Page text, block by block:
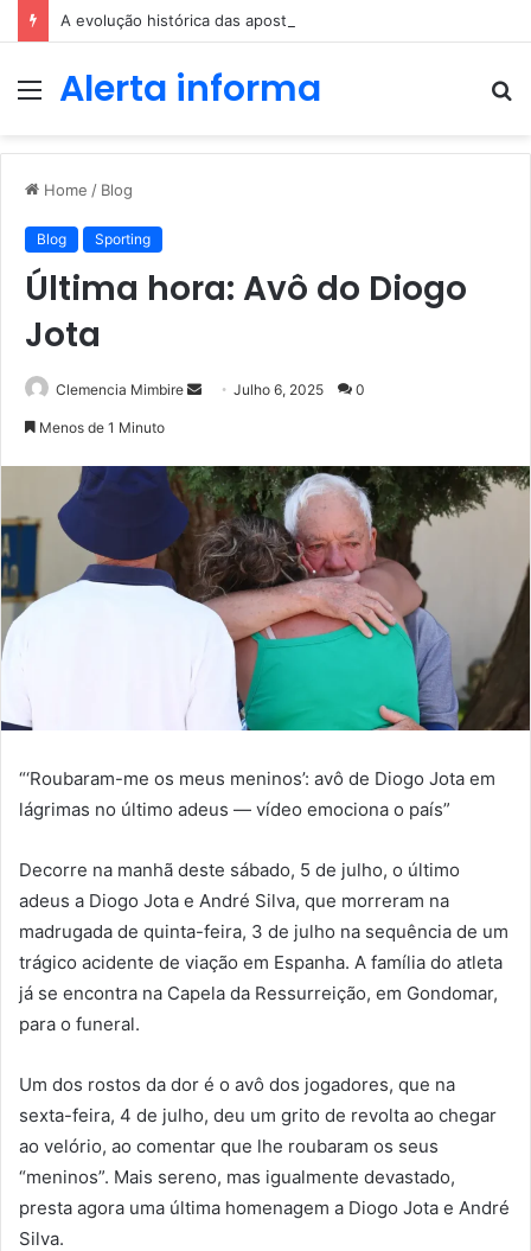
A evolução histórica das apostas ao longo dos séculos
MenuAlerta informa
Home / Blog
Blog Sporting
Última hora: Avô do Diogo
Jota
Clemencia Mimbire
SendJulho 6, 2025 0
Menos de 1 Minuto
“‘Roubaram-me os meus meninos’: avô de Diogo Jota em
lágrimas no último adeus — vídeo emociona o país”
Decorre na manhã deste sábado, 5 de julho, o último
adeus a Diogo Jota e André Silva, que morreram na
madrugada de quinta-feira, 3 de julho na sequência de um
trágico acidente de viação em Espanha. A família do atleta
já se encontra na Capela da Ressurreição, em Gondomar,
para o funeral.
Um dos rostos da dor é o avô dos jogadores, que na
sexta-feira, 4 de julho, deu um grito de revolta ao chegar
ao velório, ao comentar que lhe roubaram os seus
“meninos”. Mais sereno, mas igualmente devastado,
presta agora uma última homenagem a Diogo Jota e André
Silva.